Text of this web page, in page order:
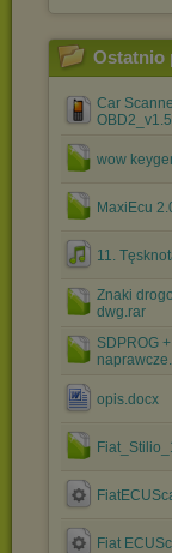
Ostatnio
Car
wow
MaxiEcu
11.
Znaki
dwg.rar
SDPROG
opis.docx
Fiat